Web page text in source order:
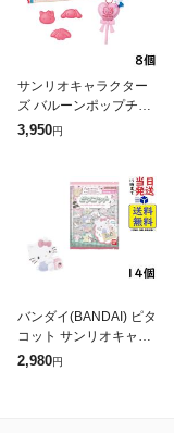
サンリオキャラクター
ズ バルーンポップチャ
ーム&グミ 8個 BOX 食
3,950円
バンダイ(BANDAI) ピタ
コット サンリオキャラ
クターズ くすみギンガ
2,980円